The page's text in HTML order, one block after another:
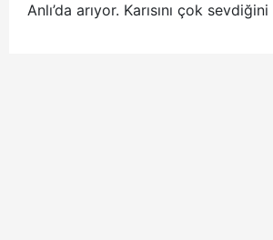
Anlı’da arıyor. Karısını çok